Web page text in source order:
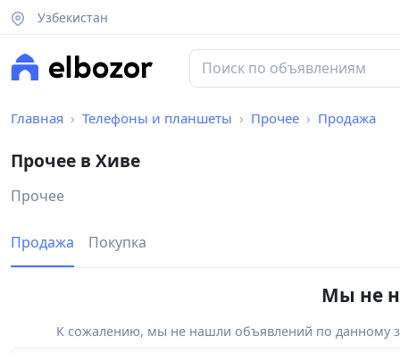
Узбекистан
Главная Телефоны и планшеты Прочее Продажа
Прочее в Хиве
Прочее
Продажа Покупка
Мы не
К сожалению, мы не нашли объявлений по данному